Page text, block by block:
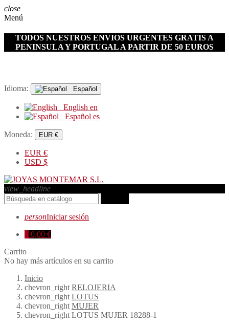
close
Menú
TODOS NUESTROS ENVIOS URGENTES GRATIS A
PENINSULA Y PORTUGAL A PARTIR DE 50 EUROS
Idioma: Español
English en
Español es
Moneda: EUR €
EUR €
USD $
view_headline
personIniciar sesión
0,00 €
Carrito
No hay más artículos en su carrito
Inicio
chevron_right RELOJERIA
chevron_right LOTUS
chevron_right MUJER
chevron_right LOTUS MUJER 18288-1